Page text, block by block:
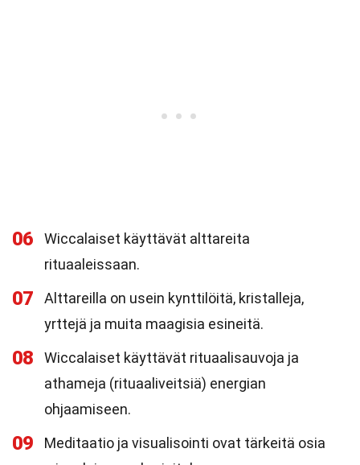
06
Wiccalaiset käyttävät alttareita
rituaaleissaan.
07
Alttareilla on usein kynttilöitä, kristalleja,
yrttejä ja muita maagisia esineitä.
08
Wiccalaiset käyttävät rituaalisauvoja ja
athameja (rituaaliveitsiä) energian
ohjaamiseen.
09
Meditaatio ja visualisointi ovat tärkeitä osia